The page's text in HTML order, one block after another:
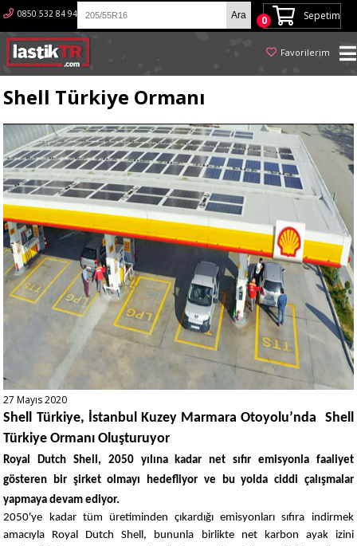
Sepetim
0
Favorilerim
0850 532 84 94
Shell Türkiye Ormanı
27 Mayıs 2020
Shell Türkiye, İstanbul Kuzey Marmara Otoyolu’nda Shell
Türkiye Ormanı Oluşturuyor
Royal Dutch Shell, 2050 yılına kadar net sıfır emisyonla faaliyet
gösteren bir şirket olmayı hedefliyor ve bu yolda ciddi çalışmalar
yapmaya devam ediyor.
2050'ye kadar tüm üretiminden çıkardığı emisyonları sıfıra indirmek
amacıyla Royal Dutch Shell, bununla birlikte net karbon ayak izini